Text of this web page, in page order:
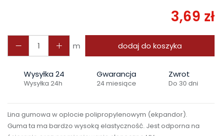
3,69 zł
m dodaj do koszyka
Wysyłka 24
Wysyłka 24h
Gwarancja
24 miesiące
Zwrot
Do 30 dni
Lina gumowa w oplocie polipropylenowym (ekpandor).
Guma ta ma bardzo wysoką elastyczność. Jest odporna na